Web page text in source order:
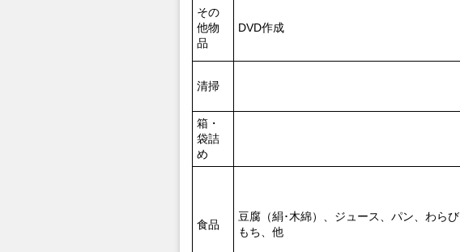
その
他物
品
DVD作成
清掃
箱・
袋詰
め
食品
豆腐（絹･木綿）、ジュース、パン、わらび
もち、他